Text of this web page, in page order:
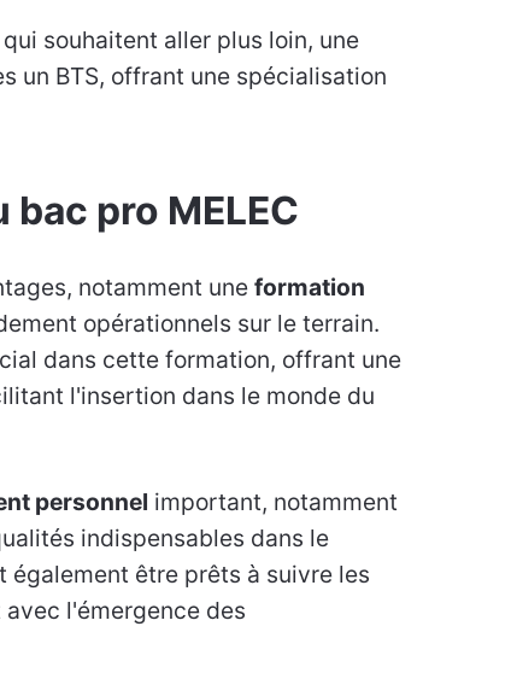
souhaitent aller plus loin, une
un BTS, offrant une spécialisation
pro MELEC
notamment une formation
opérationnels sur le terrain.
dans cette formation, offrant une
l'insertion dans le monde du
personnel important, notamment
indispensables dans le
être prêts à suivre les
l'émergence des